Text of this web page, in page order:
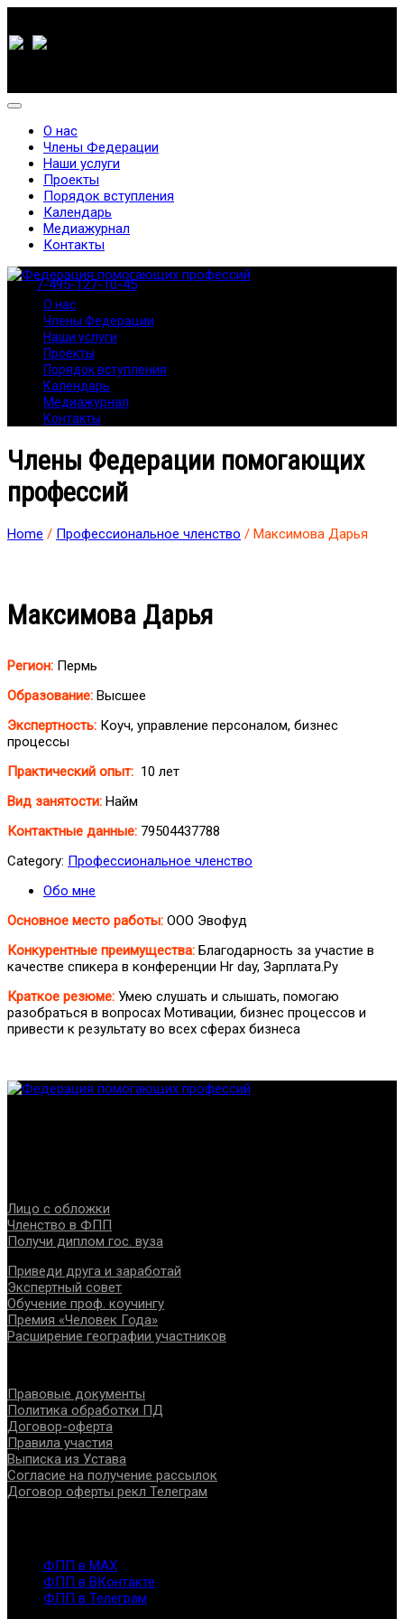
7-495-127-10-45
О нас
Члены Федерации
Наши услуги
Проекты
Порядок вступления
Календарь
Медиажурнал
Контакты
О нас
Члены Федерации
Наши услуги
Проекты
Порядок вступления
Календарь
Медиажурнал
Контакты
Члены Федерации помогающих
профессий
Home / Профессиональное членство / Максимова Дарья
Максимова Дарья
Регион: Пермь
Образование: Высшее
Экспертность: Коуч, управление персоналом, бизнес
процессы
Практический опыт: 10 лет
Вид занятости: Найм
Контактные данные: 79504437788
Category: Профессиональное членство
Обо мне
Основное место работы: ООО Эвофуд
Конкурентные преимущества: Благодарность за участие в
качестве спикера в конференции Hr day, Зарплата.Ру
Краткое резюме: Умею слушать и слышать, помогаю
разобраться в вопросах Мотивации, бизнес процессов и
привести к результату во всех сферах бизнеса
Лицо с обложки
Членство в ФПП
Получи диплом гос. вуза
Приведи друга и заработай
Экспертный совет
Обучение проф. коучингу
Премия «Человек Года»
Расширение географии участников
Правовые документы
Политика обработки ПД
Договор-оферта
Правила участия
Выписка из Устава
Согласие на получение рассылок
Договор оферты рекл Телеграм
ФПП в МАХ
ФПП в ВКонтакте
ФПП в Телеграм